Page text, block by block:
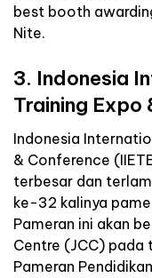
best booth
Nite.
3. Indonesia
Training Expo
Indonesia
& Conference
terbesar dan
ke-32 kalinya
Pameran ini akan
Centre (JCC) pada
Pameran